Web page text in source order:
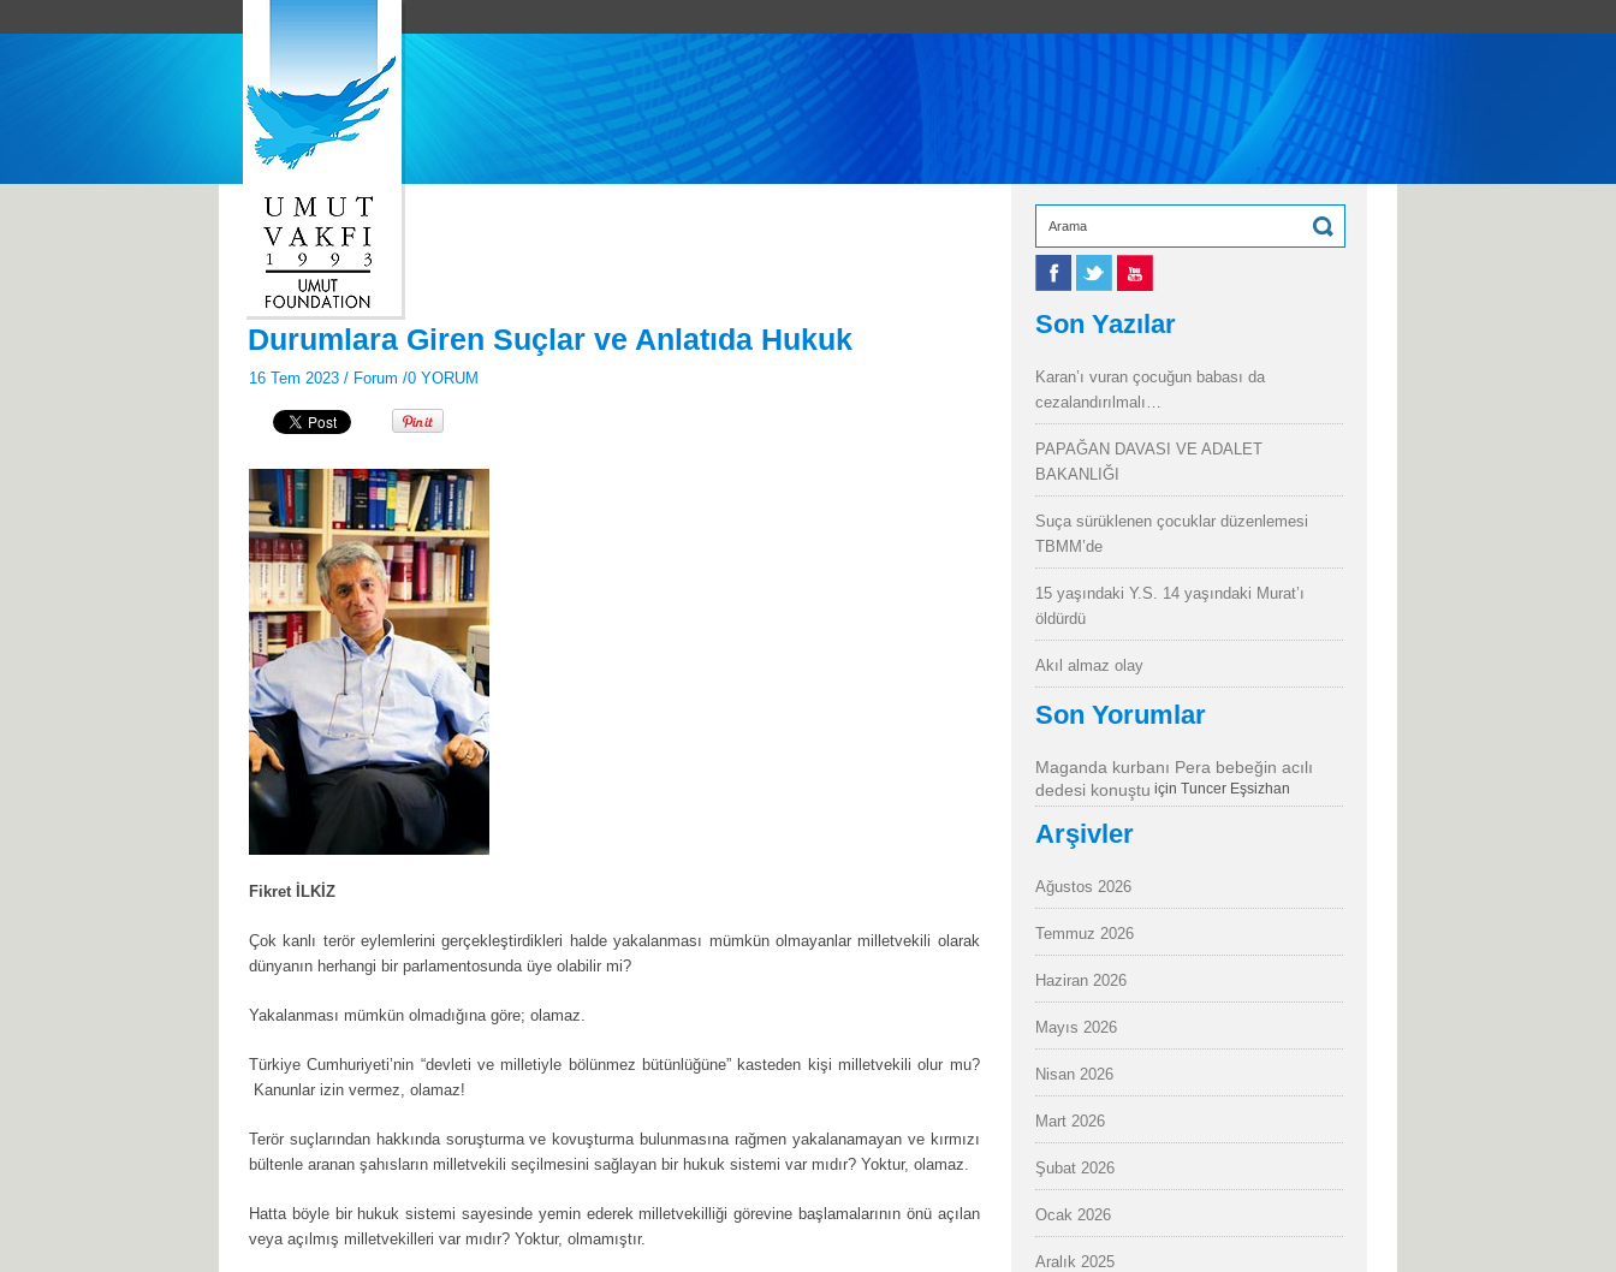
Durumlara Giren Suçlar ve Anlatıda Hukuk
16 Tem 2023 / Forum /0 YORUM
Fikret İLKİZ
Çok kanlı terör eylemlerini gerçekleştirdikleri halde yakalanması mümkün olmayanlar milletvekili olarak
dünyanın herhangi bir parlamentosunda üye olabilir mi?
Yakalanması mümkün olmadığına göre; olamaz.
Türkiye Cumhuriyeti’nin “devleti ve milletiyle bölünmez bütünlüğüne” kasteden kişi milletvekili olur mu?
Kanunlar izin vermez, olamaz!
Terör suçlarından hakkında soruşturma ve kovuşturma bulunmasına rağmen yakalanamayan ve kırmızı
bültenle aranan şahısların milletvekili seçilmesini sağlayan bir hukuk sistemi var mıdır? Yoktur, olamaz.
Hatta böyle bir hukuk sistemi sayesinde yemin ederek milletvekilliği görevine başlamalarının önü açılan
veya açılmış milletvekilleri var mıdır? Yoktur, olmamıştır.
Son Yazılar
Karan’ı vuran çocuğun babası da
cezalandırılmalı…
PAPAĞAN DAVASI VE ADALET
BAKANLIĞI
Suça sürüklenen çocuklar düzenlemesi
TBMM’de
15 yaşındaki Y.S. 14 yaşındaki Murat’ı
öldürdü
Akıl almaz olay
Son Yorumlar
Maganda kurbanı Pera bebeğin acılı
dedesi konuştu için Tuncer Eşsizhan
Arşivler
Ağustos 2026
Temmuz 2026
Haziran 2026
Mayıs 2026
Nisan 2026
Mart 2026
Şubat 2026
Ocak 2026
Aralık 2025